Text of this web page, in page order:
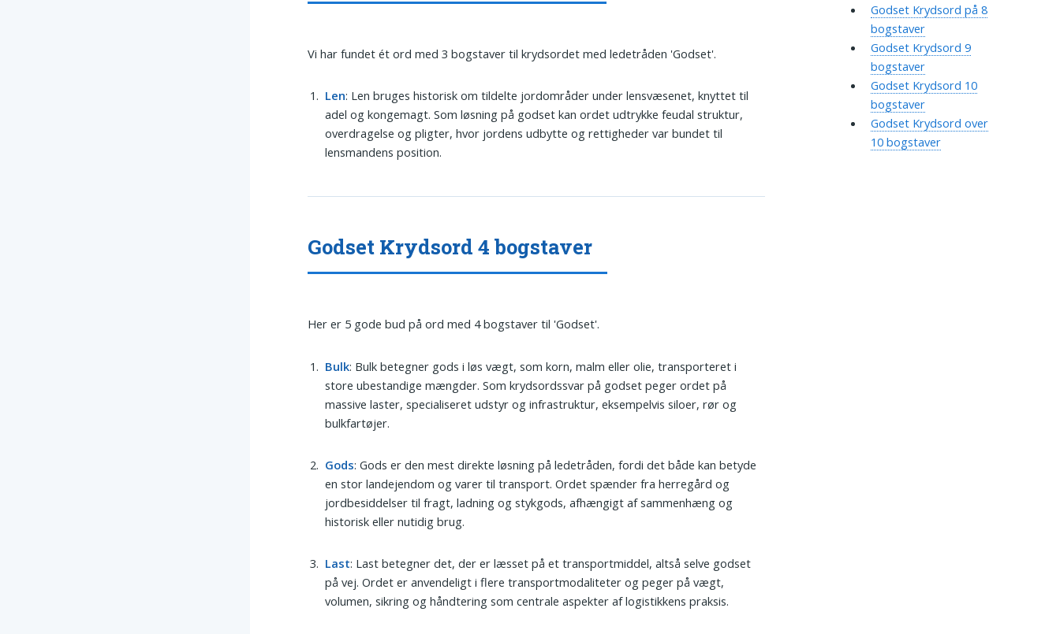
Vi har fundet ét ord med 3 bogstaver til krydsordet med ledetråden 'Godset'.
Len: Len bruges historisk om tildelte jordområder under lensvæsenet, knyttet til
adel og kongemagt. Som løsning på godset kan ordet udtrykke feudal struktur,
overdragelse og pligter, hvor jordens udbytte og rettigheder var bundet til
lensmandens position.
Godset Krydsord 4 bogstaver
Her er 5 gode bud på ord med 4 bogstaver til 'Godset'.
Bulk: Bulk betegner gods i løs vægt, som korn, malm eller olie, transporteret i
store ubestandige mængder. Som krydsordssvar på godset peger ordet på
massive laster, specialiseret udstyr og infrastruktur, eksempelvis siloer, rør og
bulkfartøjer.
Gods: Gods er den mest direkte løsning på ledetråden, fordi det både kan betyde
en stor landejendom og varer til transport. Ordet spænder fra herregård og
jordbesiddelser til fragt, ladning og stykgods, afhængigt af sammenhæng og
historisk eller nutidig brug.
Last: Last betegner det, der er læsset på et transportmiddel, altså selve godset
på vej. Ordet er anvendeligt i flere transportmodaliteter og peger på vægt,
volumen, sikring og håndtering som centrale aspekter af logistikkens praksis.
Godset Krydsord på 8
bogstaver
Godset Krydsord 9
bogstaver
Godset Krydsord 10
bogstaver
Godset Krydsord over
10 bogstaver